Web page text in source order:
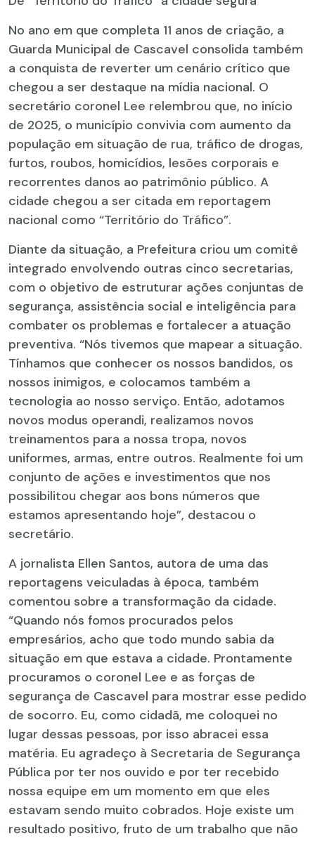
No ano em que completa 11 anos de criação, a
Guarda Municipal de Cascavel consolida também
a conquista de reverter um cenário crítico que
chegou a ser destaque na mídia nacional. O
secretário coronel Lee relembrou que, no início
de 2025, o município convivia com aumento da
população em situação de rua, tráfico de drogas,
furtos, roubos, homicídios, lesões corporais e
recorrentes danos ao patrimônio público. A
cidade chegou a ser citada em reportagem
nacional como “Território do Tráfico”.
Diante da situação, a Prefeitura criou um comitê
integrado envolvendo outras cinco secretarias,
com o objetivo de estruturar ações conjuntas de
segurança, assistência social e inteligência para
combater os problemas e fortalecer a atuação
preventiva. “Nós tivemos que mapear a situação.
Tínhamos que conhecer os nossos bandidos, os
nossos inimigos, e colocamos também a
tecnologia ao nosso serviço. Então, adotamos
novos modus operandi, realizamos novos
treinamentos para a nossa tropa, novos
uniformes, armas, entre outros. Realmente foi um
conjunto de ações e investimentos que nos
possibilitou chegar aos bons números que
estamos apresentando hoje”, destacou o
secretário.
A jornalista Ellen Santos, autora de uma das
reportagens veiculadas à época, também
comentou sobre a transformação da cidade.
“Quando nós fomos procurados pelos
empresários, acho que todo mundo sabia da
situação em que estava a cidade. Prontamente
procuramos o coronel Lee e as forças de
segurança de Cascavel para mostrar esse pedido
de socorro. Eu, como cidadã, me coloquei no
lugar dessas pessoas, por isso abracei essa
matéria. Eu agradeço à Secretaria de Segurança
Pública por ter nos ouvido e por ter recebido
nossa equipe em um momento em que eles
estavam sendo muito cobrados. Hoje existe um
resultado positivo, fruto de um trabalho que não